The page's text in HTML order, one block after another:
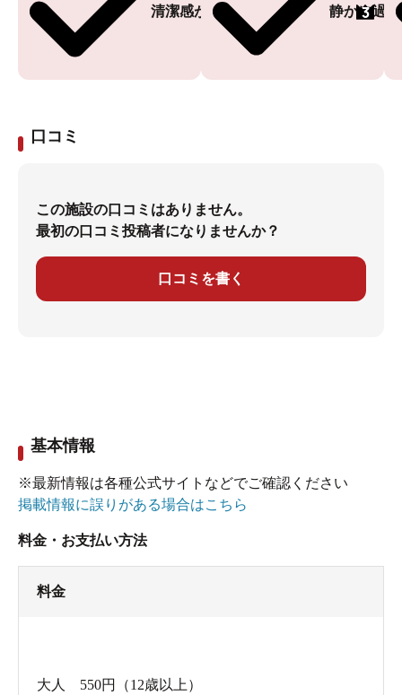
清潔感がある 静かに過
3
口コミ
この施設の口コミはありません。
最初の口コミ投稿者になりませんか？
口コミを書く
基本情報
※最新情報は各種公式サイトなどでご確認ください
掲載情報に誤りがある場合はこちら
料金・お支払い方法
料金
大人 550円（12歳以上）